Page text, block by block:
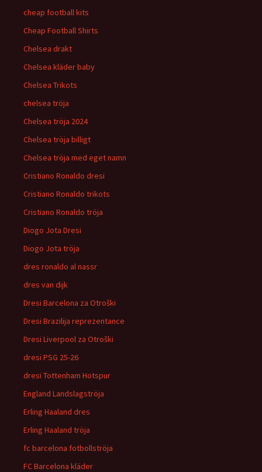
cheap football kits
Cheap Football Shirts
Chelsea drakt
Chelsea kläder baby
Chelsea Trikots
chelsea tröja
Chelsea tröja 2024
Chelsea tröja billigt
Chelsea tröja med eget namn
Cristiano Ronaldo dresi
Cristiano Ronaldo trikots
Cristiano Ronaldo tröja
Diogo Jota Dresi
Diogo Jota tröja
dres ronaldo al nassr
dres van dijk
Dresi Barcelona za Otroški
Dresi Brazilija reprezentance
Dresi Liverpool za Otroški
dresi PSG 25-26
dresi Tottenham Hotspur
England Landslagströja
Erling Haaland dres
Erling Haaland tröja
fc barcelona fotbollströja
FC Barcelona kläder